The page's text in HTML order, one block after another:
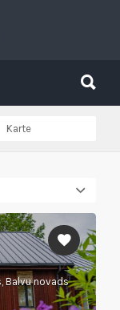
Karte
Balvu novads